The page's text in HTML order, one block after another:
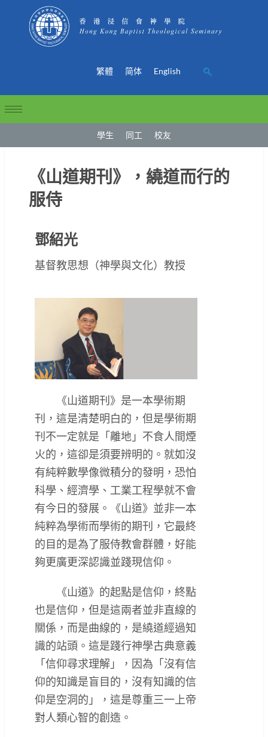
繁體 简体 English
學生 同工 校友
《山道期刊》，繞道而行的
服侍
鄧紹光
基督教思想（神學與文化）教授
《山道期刊》是一本學術期
刊，這是清楚明白的，但是學術期
刊不一定就是「離地」不食人間煙
火的，這卻是須要辨明的。就如沒
有純粹數學像微積分的發明，恐怕
科學、經濟學、工業工程學就不會
有今日的發展。《山道》並非一本
純粹為學術而學術的期刊，它最終
的目的是為了服侍教會群體，好能
夠更廣更深認識並踐現信仰。
《山道》的起點是信仰，終點
也是信仰，但是這兩者並非直線的
關係，而是曲線的，是繞道經過知
識的站頭。這是踐行神學古典意義
「信仰尋求理解」，因為「沒有信
仰的知識是盲目的，沒有知識的信
仰是空洞的」，這是尊重三一上帝
對人類心智的創造。